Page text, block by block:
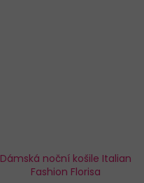
Dámská noční košile Italian
Fashion Florisa